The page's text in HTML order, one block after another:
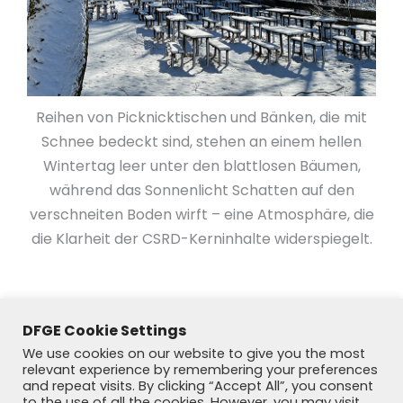
Reihen von Picknicktischen und Bänken, die mit
Schnee bedeckt sind, stehen an einem hellen
Wintertag leer unter den blattlosen Bäumen,
während das Sonnenlicht Schatten auf den
verschneiten Boden wirft – eine Atmosphäre, die
die Klarheit der CSRD-Kerninhalte widerspiegelt.
DFGE Cookie Settings
We use cookies on our website to give you the most
relevant experience by remembering your preferences
and repeat visits. By clicking “Accept All”, you consent